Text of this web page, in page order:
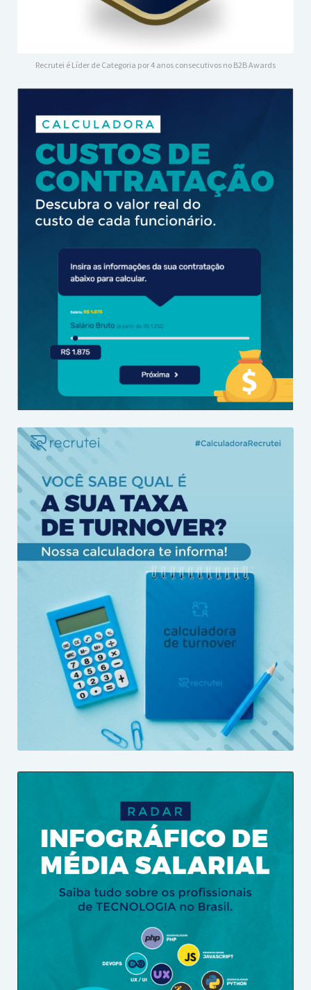
Recrutei é Líder de Categoria por 4 anos consecutivos no B2B Awards